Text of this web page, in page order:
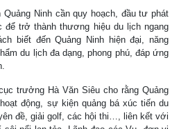
Ninh cần quy hoạch, đầu tư phát
để trở thành thương hiệu du lịch ngang
biết đến Quảng Ninh hiện đại, năng
du lịch đa dạng, phong phú, đáp ứng
trưởng Hà Văn Siêu cho rằng Quảng
động, sự kiện quảng bá xúc tiến du
đề, giải golf, các hội thi…, liên kết với